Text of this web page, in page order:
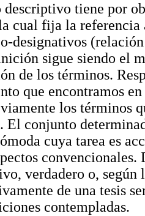
descriptivo tiene por
cual fija la referencia
designativos
sigue siendo el
de los términos.
que encontramos
los términos
El conjunto
cuya tarea es
convencionales.
verdadero o, según
de una tesis
contempladas.